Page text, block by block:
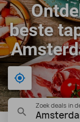
beste
Bij mij in de
Zoek deals in